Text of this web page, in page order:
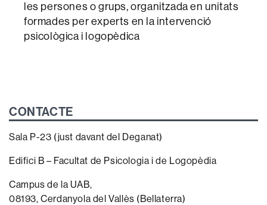
les persones o grups, organitzada en unitats
formades per experts en la intervenció
psicològica i logopèdica
CONTACTE
Sala P-23 (just davant del Deganat)
Edifici B – Facultat de Psicologia i de Logopèdia
Campus de la UAB,
08193, Cerdanyola del Vallès (Bellaterra)